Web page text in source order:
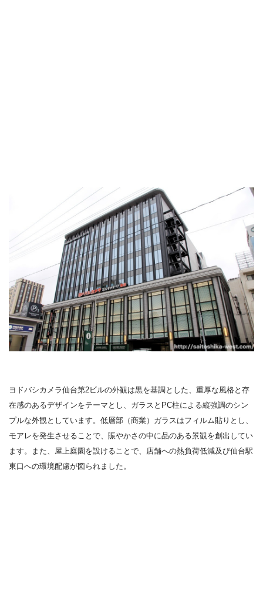
ヨドバシカメラ仙台第2ビルの外観は黒を基調とした、重厚な風格と存
在感のあるデザインをテーマとし、ガラスと PC柱による縦強調のシン
プルな外観としています。低層部（商業）ガラスはフィルム貼りとし、
モアレを発生させることで、賑やかさの中に品のある景観を創出してい
ます。また、屋上庭園を設けることで、店舗への熱負荷低減及び仙台駅
東口への環境配慮が図られました。